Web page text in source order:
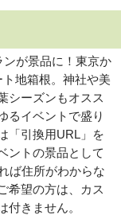
が景品に！東京か
地箱根。神社や美
シーズンもオスス
るイベントで盛り
「引換用URL」を
ントの景品として
ば住所がわからな
希望の方は、カス
きません。